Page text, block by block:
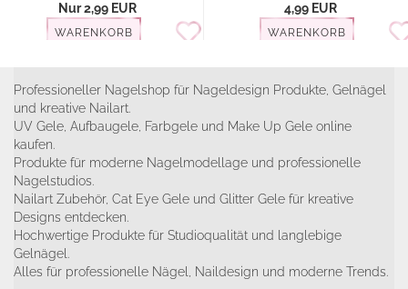
Nur 2,99 EUR
WARENKORB
4,99 EUR
WARENKORB
Professioneller Nagelshop für Nageldesign Produkte, Gelnägel
und kreative Nailart.
UV Gele, Aufbaugele, Farbgele und Make Up Gele online
kaufen.
Produkte für moderne Nagelmodellage und professionelle
Nagelstudios.
Nailart Zubehör, Cat Eye Gele und Glitter Gele für kreative
Designs entdecken.
Hochwertige Produkte für Studioqualität und langlebige
Gelnägel.
Alles für professionelle Nägel, Naildesign und moderne Trends.